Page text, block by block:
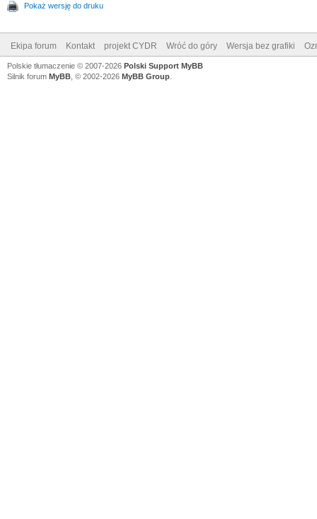
Pokaż wersję do druku
Ekipa forum Kontakt projekt CYDR Wróć do góry Wersja bez grafiki
Polskie tłumaczenie © 2007-2026 Polski Support MyBB
Silnik forum MyBB , © 2002-2026 MyBB Group